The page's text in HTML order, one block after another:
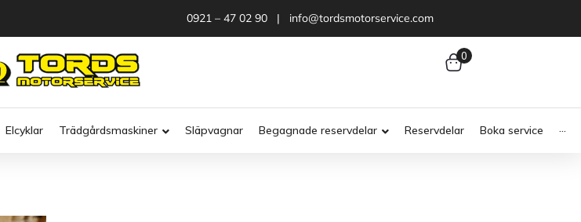
0921 – 47 02 90 | info@tordsmotorservice.com
0
Elcyklar Trädgårdsmaskiner Släpvagnar Begagnade reservdelar Reservdelar Boka service ···